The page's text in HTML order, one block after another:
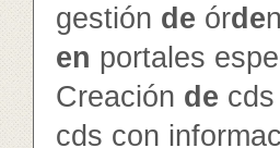
gestión de órde
en portales
Creación de
cds con